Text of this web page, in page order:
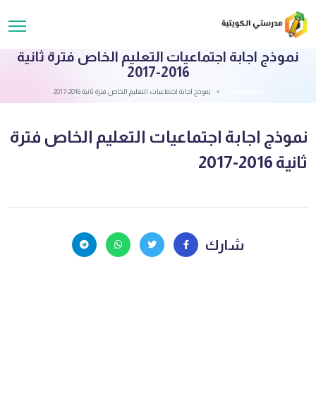
نموذج اجابة اجتماعيات التعليم الخاص فترة ثانية
2016-2017
نموذج اجابة اجتماعيات التعليم الخاص فترة ثانية 2016-2017
نموذج اجابة اجتماعيات التعليم الخاص فترة
ثانية 2016-2017
شارك